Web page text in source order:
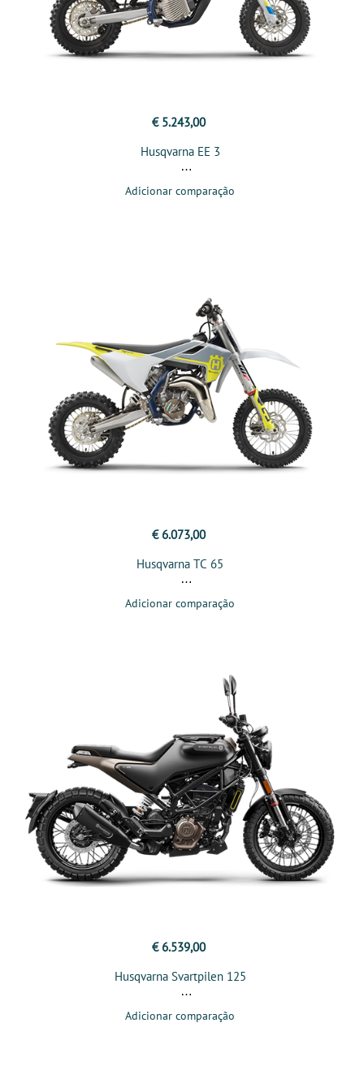
€ 5.243,00
Husqvarna EE 3
Adicionar comparação
€ 6.073,00
Husqvarna TC 65
Adicionar comparação
€ 6.539,00
Husqvarna Svartpilen 125
Adicionar comparação